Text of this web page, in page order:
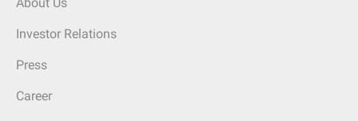
Investor Relations
Press
Career